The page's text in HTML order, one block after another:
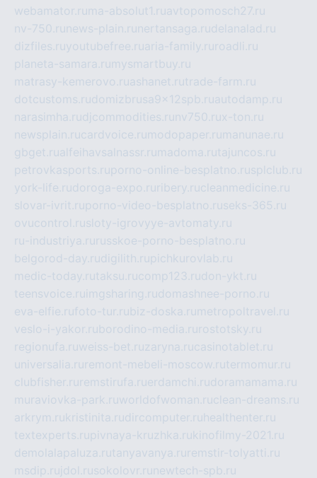
webamator.ru ma-absolut1.ruavtopomosch27.ru
nv-750.ru news-plain.ru nertansaga.rudelanalad.ru
dizfiles.ruyoutubefree.ruaria-family.ru roadli.ru
planeta-samara.ru mysmartbuy.ru
matrasy-kemerovo.ruashanet.rutrade-farm.ru
dotcustoms.rudomizbrusa9x12spb.ruautodamp.ru
narasimha.rudjcommodities.ru nv750.rux-ton.ru
newsplain.rucardvoice.ru modopaper.ru manunae.ru
gbget.rualfeihavsalnassr.ru madoma.rutajuncos.ru
petrovkasports.ruporno-online-besplatno.rusplclub.ru
york-life.rudoroga-expo.ru ribery.rucleanmedicine.ru
slovar-ivrit.ruporno-video-besplatno.ruseks-365.ru
ovucontrol.rusloty-igrovyye-avtomaty.ru
ru-industriya.ru russkoe-porno-besplatno.ru
belgorod-day.rudigilith.rupichkurovlab.ru
medic-today.rutaksu.rucomp123.rudon-ykt.ru
teensvoice.ru imgsharing.rudomashnee-porno.ru
eva-elfie.rufoto-tur.rubiz-doska.ru metropoltravel.ru
veslo-i-yakor.ruborodino-media.ru rostotsky.ru
regionufa.ruweiss-bet.ruzaryna.rucasinotablet.ru
universalia.ru remont-mebeli-moscow.rutermomur.ru
clubfisher.ru remstirufa.ruerdamchi.rudoramamama.ru
muraviovka-park.ruworldofwoman.ruclean-dreams.ru
arkrym.rukristinita.rudircomputer.ru healthenter.ru
textexperts.rupivnaya-kruzhka.rukinofilmy-2021.ru
demolalapaluza.rutanyavanya.ru remstir-tolyatti.ru
msdip.ru jdol.rusokolovr.ru newtech-spb.ru